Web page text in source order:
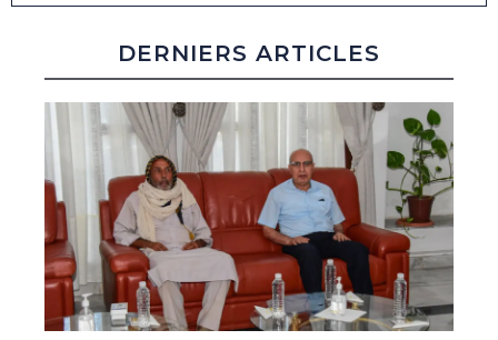
DERNIERS ARTICLES